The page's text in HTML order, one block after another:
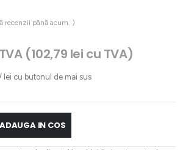
recenzii până acum. )
(102,79 lei cu TVA)
lei cu butonul de mai sus
ADAUGA IN COS